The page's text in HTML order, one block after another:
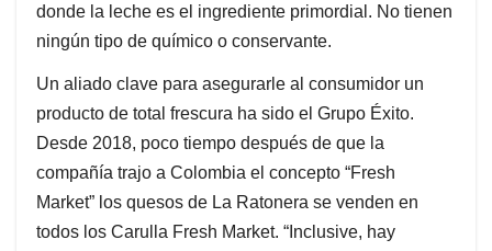
donde la leche es el ingrediente primordial. No tienen
ningún tipo de químico o conservante.
Un aliado clave para asegurarle al consumidor un
producto de total frescura ha sido el Grupo Éxito.
Desde 2018, poco tiempo después de que la
compañía trajo a Colombia el concepto “Fresh
Market” los quesos de La Ratonera se venden en
todos los Carulla Fresh Market. “Inclusive, hay